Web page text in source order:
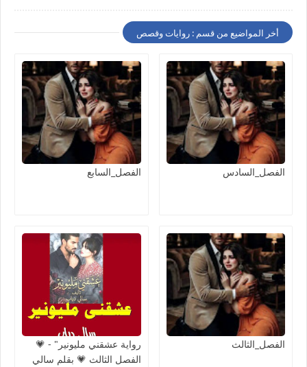
أخر المواضيع من قسم : روايات وقصص
الفصل_السادس الفصل_السابع
الفصل_الثالث
رواية عشقني مليونير" - 💗
الفصل الثالث 💗 بقلم سالي